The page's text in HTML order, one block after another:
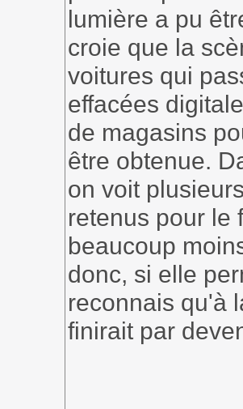
lumière a pu
croie que la
voitures qui
effacées
de magasins
être obtenue.
on voit
retenus pour le
beaucoup
donc, si elle
reconnais qu'à
finirait par